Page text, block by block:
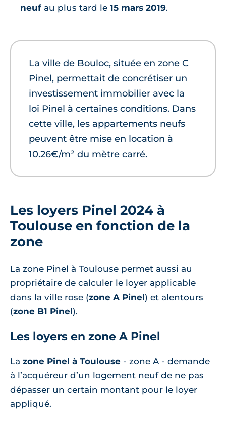
neuf au plus tard le 15 mars 2019.
La ville de Bouloc, située en zone C
Pinel, permettait de concrétiser un
investissement immobilier avec la
loi Pinel à certaines conditions. Dans
cette ville, les appartements neufs
peuvent être mise en location à
10.26€/m² du mètre carré.
Les loyers Pinel 2024 à
Toulouse en fonction de la
zone
La zone Pinel à Toulouse permet aussi au
propriétaire de calculer le loyer applicable
dans la ville rose (zone A Pinel) et alentours
(zone B1 Pinel).
Les loyers en zone A Pinel
La zone Pinel à Toulouse - zone A - demande
à l’acquéreur d’un logement neuf de ne pas
dépasser un certain montant pour le loyer
appliqué.